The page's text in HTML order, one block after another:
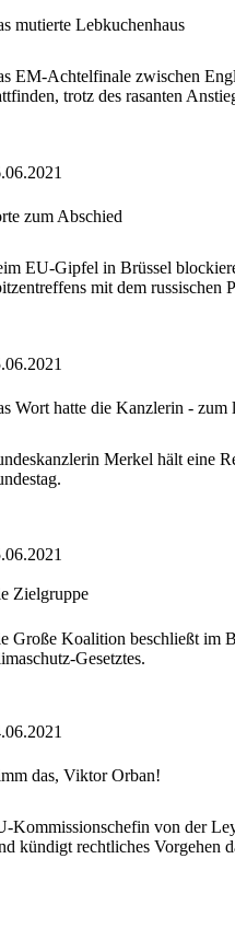
mutierte Lebkuchenhaus
EM-Achtelfinale zwischen
trotz des rasanten
zum Abschied
EU-Gipfel in Brüssel
mit dem russischen
Wort hatte die Kanzlerin - zum
Merkel hält eine
Zielgruppe
Große Koalition beschließt im
Gesetztes.
das, Viktor Orban!
Kommissionschefin von der
kündigt rechtliches Vorgehen